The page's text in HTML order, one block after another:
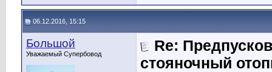
06.12.2016, 15:15
Большой
Уважаемый Супербовод
Re:
стояночный